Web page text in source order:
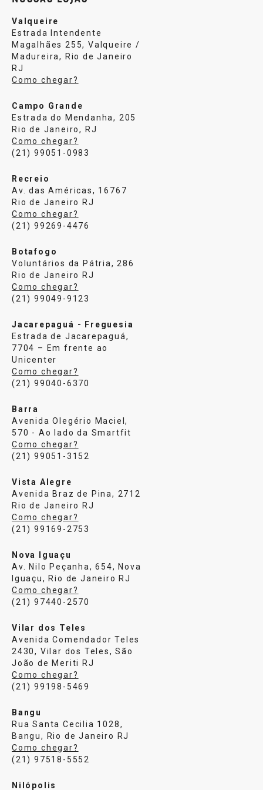
Valqueire
Estrada Intendente
Magalhães 255, Valqueire /
Madureira, Rio de Janeiro
RJ
Como chegar?
Campo Grande
Estrada do Mendanha, 205
Rio de Janeiro, RJ
Como chegar?
(21) 99051-0983
Recreio
Av. das Américas, 16767
Rio de Janeiro RJ
Como chegar?
(21) 99269-4476
Botafogo
Voluntários da Pátria, 286
Rio de Janeiro RJ
Como chegar?
(21) 99049-9123
Jacarepaguá - Freguesia
Estrada de Jacarepaguá,
7704 – Em frente ao
Unicenter
Como chegar?
(21) 99040-6370
Barra
Avenida Olegério Maciel,
570 - Ao lado da Smartfit
Como chegar?
(21) 99051-3152
Vista Alegre
Avenida Braz de Pina, 2712
Rio de Janeiro RJ
Como chegar?
(21) 99169-2753
Nova Iguaçu
Av. Nilo Peçanha, 654, Nova
Iguaçu, Rio de Janeiro RJ
Como chegar?
(21) 97440-2570
Vilar dos Teles
Avenida Comendador Teles
2430, Vilar dos Teles, São
João de Meriti RJ
Como chegar?
(21) 99198-5469
Bangu
Rua Santa Cecilia 1028,
Bangu, Rio de Janeiro RJ
Como chegar?
(21) 97518-5552
Nilópolis